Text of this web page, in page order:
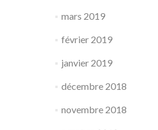
mars 2019
février 2019
janvier 2019
décembre 2018
novembre 2018